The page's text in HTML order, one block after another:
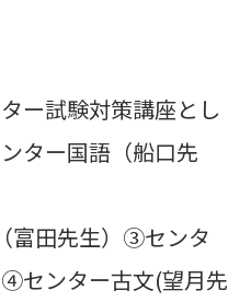
ー試験対策講座とし
ター国語（船口先
富田先生）③センタ
センター古文(望月先